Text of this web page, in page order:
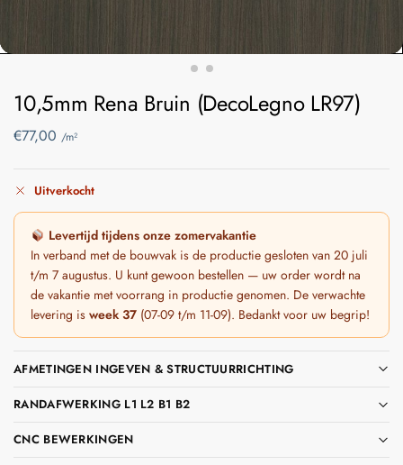
10,5mm Rena Bruin (DecoLegno LR97)
€77,00 /m²
Uitverkocht
Levertijd tijdens onze zomervakantie
In verband met de bouwvak is de productie gesloten van 20 juli
t/m 7 augustus. U kunt gewoon bestellen — uw order wordt na
de vakantie met voorrang in productie genomen. De verwachte
levering is week 37 (07-09 t/m 11-09). Bedankt voor uw begrip!
AFMETINGEN INGEVEN & STRUCTUURRICHTING
RANDAFWERKING L1 L2 B1 B2
CNC BEWERKINGEN